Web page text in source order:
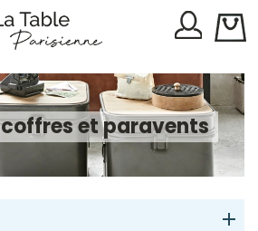
coffres et paravents